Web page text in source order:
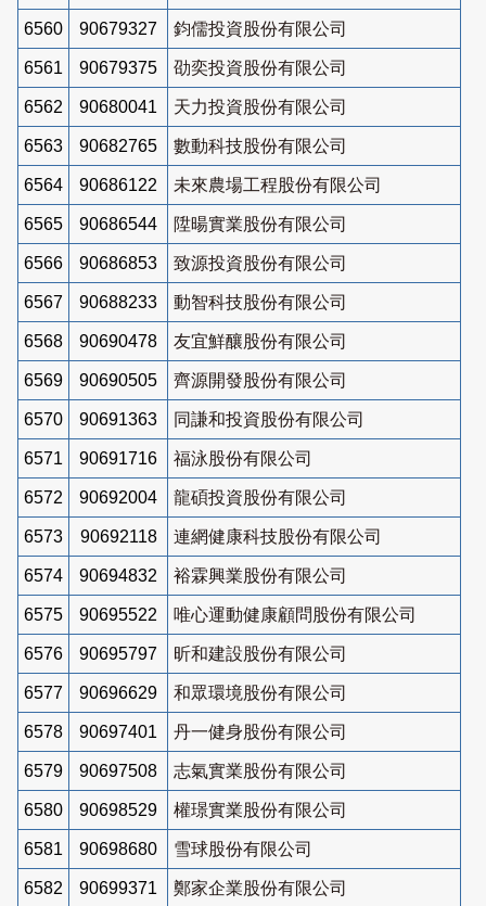
6560 90679327 鈞儒投資股份有限公司
6561 90679375 劭奕投資股份有限公司
6562 90680041 天力投資股份有限公司
6563 90682765 數動科技股份有限公司
6564 90686122 未來農場工程股份有限公司
6565 90686544 陞暘實業股份有限公司
6566 90686853 致源投資股份有限公司
6567 90688233 動智科技股份有限公司
6568 90690478 友宜鮮釀股份有限公司
6569 90690505 齊源開發股份有限公司
6570 90691363 同謙和投資股份有限公司
6571 90691716 福泳股份有限公司
6572 90692004 龍碩投資股份有限公司
6573 90692118 連網健康科技股份有限公司
6574 90694832 裕霖興業股份有限公司
6575 90695522 唯心運動健康顧問股份有限公司
6576 90695797 昕和建設股份有限公司
6577 90696629 和眾環境股份有限公司
6578 90697401 丹一健身股份有限公司
6579 90697508 志氣實業股份有限公司
6580 90698529 權璟實業股份有限公司
6581 90698680 雪球股份有限公司
6582 90699371 鄭家企業股份有限公司